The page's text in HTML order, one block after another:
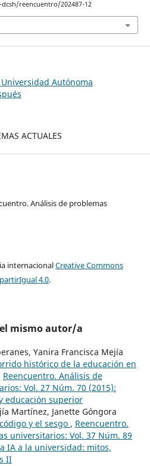
reencuentro/202487-12
Autónoma
ACTUALES
Análisis de problemas
internacionalCreative Commons
4.0.
mismo autor/a
Yanira Francisca Mejía
histórico de la educación en
Reencuentro. Análisis de
Vol. 27 Núm. 70 (2015):
educación superior
Martínez, Janette Góngora
y el sesgo , Reencuentro.
universitarios: Vol. 37 Núm. 89
IA a la universidad: mitos,
II